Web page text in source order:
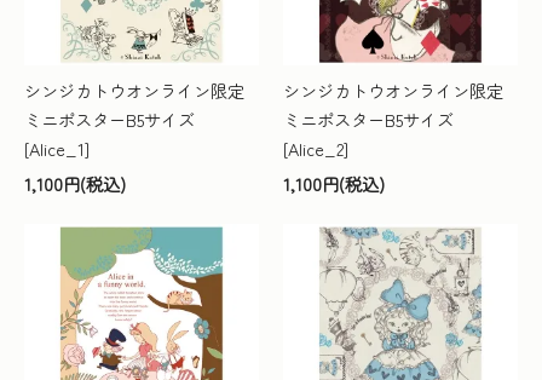
シンジカトウオンライン限定
ミニポスターB5サイズ
[Alice_1]
1,100円(税込)
シンジカトウオンライン限定
ミニポスターB5サイズ
[Alice_2]
1,100円(税込)